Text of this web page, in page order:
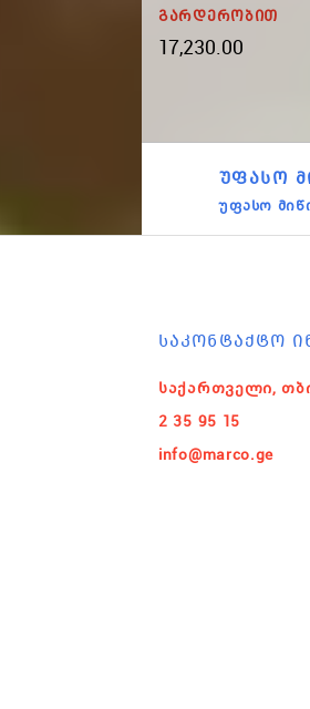
Გარდერობით
17,230.00
ᲣᲤᲐᲡᲝ
უფასო
ᲡᲐᲙᲝᲜᲢᲐᲥᲢᲝ
საქართველი,
2 35 95 15
info@marco.ge